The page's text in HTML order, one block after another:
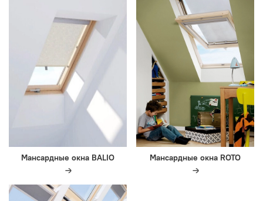
Мансардные окна BALIO Мансардные окна ROTO